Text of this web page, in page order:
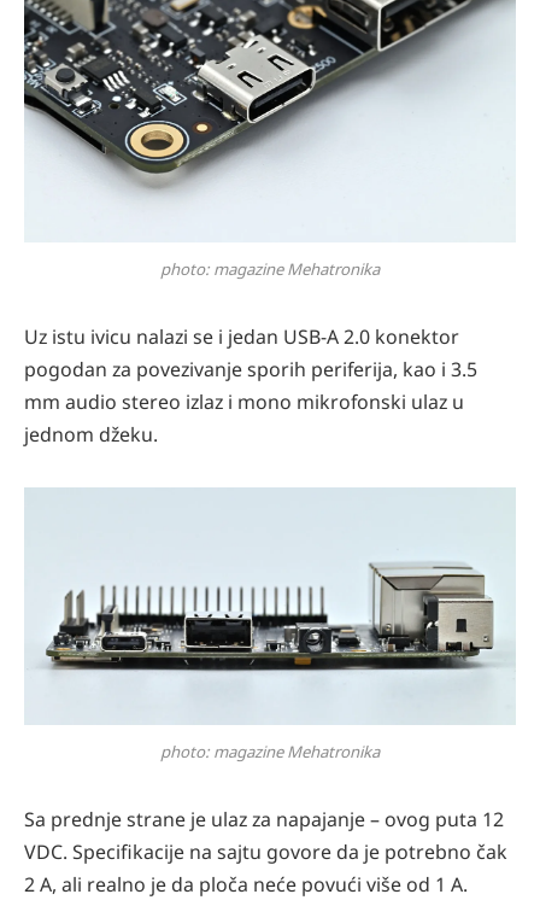
photo: magazine Mehatronika
Uz istu ivicu nalazi se i jedan USB-A 2.0 konektor
pogodan za povezivanje sporih periferija, kao i 3.5
mm audio stereo izlaz i mono mikrofonski ulaz u
jednom džeku.
photo: magazine Mehatronika
Sa prednje strane je ulaz za napajanje – ovog puta 12
VDC. Specifikacije na sajtu govore da je potrebno čak
2 A, ali realno je da ploča neće povući više od 1 A.